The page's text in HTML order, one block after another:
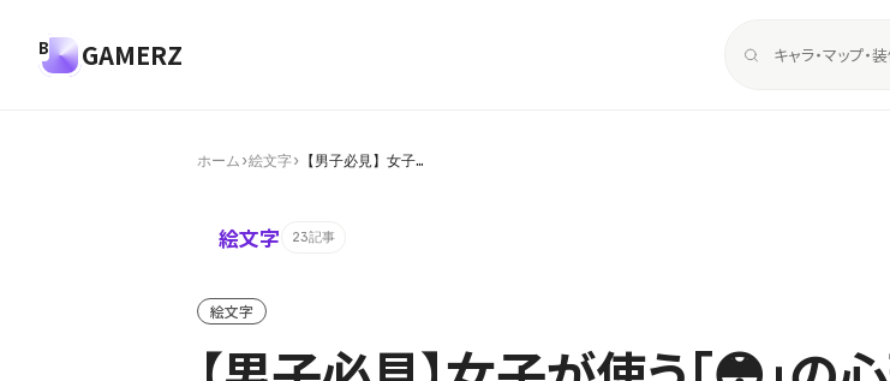
GAMERZ
ホーム›絵文字› 【男子必見】女子…
絵文字 23記事
絵文字